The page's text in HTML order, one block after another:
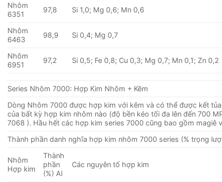
Nhôm
6351
97,8 Si 1,0; Mg 0,6; Mn 0,6
Nhôm
6463
98,9 Si 0,4; Mg 0,7
Nhôm
6951
97,2 Si 0,5; Fe 0,8; Cu 0,3; Mg 0,7; Mn 0,1; Zn 0,2
Series Nhôm 7000: Hợp Kim Nhôm + Kẽm
Dòng Nhôm 7000 được hợp kim với kẽm và có thể được kết
của bất kỳ hợp kim nhôm nào (độ bền kéo tối đa lên đến 700
7068 ). Hầu hết các hợp kim series 7000 cũng bao gồm magiê
Thành phần danh nghĩa hợp kim nhôm 7000 series (% trọng
Nhôm
Hợp kim
Thành
phần
(%) Al
Các nguyên tố hợp kim